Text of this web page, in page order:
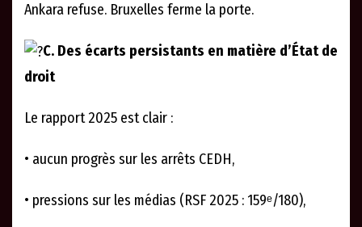
Ankara refuse. Bruxelles ferme la porte.
C. Des écarts persistants en matière d’État de
droit
Le rapport 2025 est clair :
• aucun progrès sur les arrêts CEDH,
• pressions sur les médias (RSF 2025 : 159ᵉ/180),